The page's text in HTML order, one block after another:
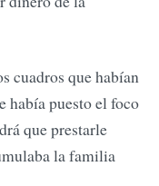
cuadros que habían
había puesto el foco
que prestarle
la familia